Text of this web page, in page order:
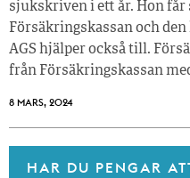
sjukskriven i ett år. Hon
Försäkringskassan och
AGS hjälper också till.
från Försäkringskassan
8 MARS, 2024
HAR DU PENGAR